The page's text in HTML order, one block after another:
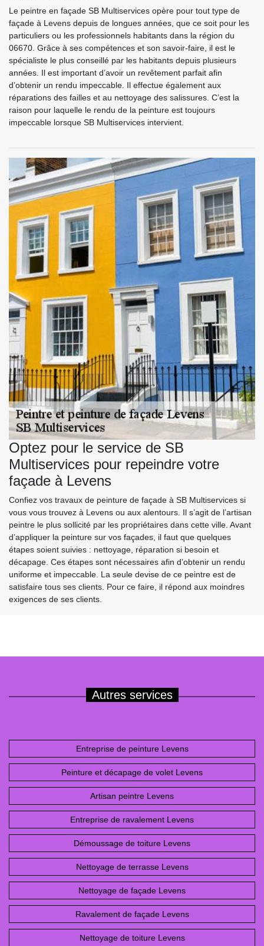
Le peintre en façade SB Multiservices opère pour tout type de
façade à Levens depuis de longues années, que ce soit pour les
particuliers ou les professionnels habitants dans la région du
06670. Grâce à ses compétences et son savoir-faire, il est le
spécialiste le plus conseillé par les habitants depuis plusieurs
années. Il est important d’avoir un revêtement parfait afin
d’obtenir un rendu impeccable. Il effectue également aux
réparations des failles et au nettoyage des salissures. C’est la
raison pour laquelle le rendu de la peinture est toujours
impeccable lorsque SB Multiservices intervient.
Optez pour le service de SB
Multiservices pour repeindre votre
façade à Levens
Confiez vos travaux de peinture de façade à SB Multiservices si
vous vous trouvez à Levens ou aux alentours. Il s’agit de l’artisan
peintre le plus sollicité par les propriétaires dans cette ville. Avant
d’appliquer la peinture sur vos façades, il faut que quelques
étapes soient suivies : nettoyage, réparation si besoin et
décapage. Ces étapes sont nécessaires afin d’obtenir un rendu
uniforme et impeccable. La seule devise de ce peintre est de
satisfaire tous ses clients. Pour ce faire, il répond aux moindres
exigences de ses clients.
Autres services
Entreprise de peinture Levens
Peinture et décapage de volet Levens
Artisan peintre Levens
Entreprise de ravalement Levens
Démoussage de toiture Levens
Nettoyage de terrasse Levens
Nettoyage de façade Levens
Ravalement de façade Levens
Nettoyage de toiture Levens